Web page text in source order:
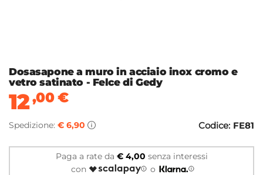
Dosasapone a muro in acciaio inox cromo e
vetro satinato - Felce di Gedy
12,00€
Spedizione: € 6,90 Codice: FE81
Paga a rate da € 4,00 senza interessi
con
o